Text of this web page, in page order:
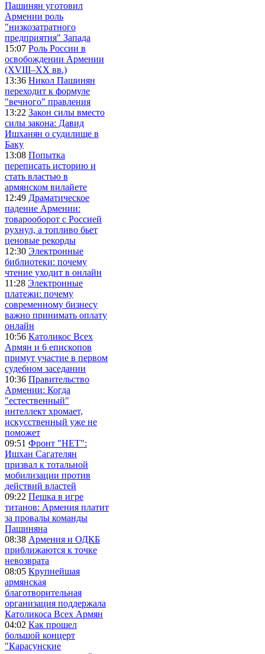
Пашинян уготовил
Армении роль
"низкозатратного
предприятия" Запада
15:07 Роль России в
освобождении Армении
(XVIII–XX вв.)
13:36 Никол Пашинян
переходит к формуле
"вечного" правления
13:22 Закон силы вместо
силы закона: Давид
Ишханян о судилище в
Баку
13:08 Попытка
переписать историю и
стать властью в
армянском вилайете
12:49 Драматическое
падение Армении:
товарооборот с Россией
рухнул, а топливо бьет
ценовые рекорды
12:30 Электронные
библиотеки: почему
чтение уходит в онлайн
11:28 Электронные
платежи: почему
современному бизнесу
важно принимать оплату
онлайн
10:56 Католикос Всех
Армян и 6 епископов
примут участие в первом
судебном заседании
10:36 Правительство
Армении: Когда
"естественный"
интеллект хромает,
искусственный уже не
поможет
09:51 Фронт "НЕТ":
Ишхан Сагателян
призвал к тотальной
мобилизации против
действий властей
09:22 Пешка в игре
титанов: Армения платит
за провалы команды
Пашиняна
08:38 Армения и ОДКБ
приближаются к точке
невозврата
08:05 Крупнейшая
армянская
благотворительная
организация поддержала
Католикоса Всех Армян
04:02 Как прошел
большой концерт
"Карасунские